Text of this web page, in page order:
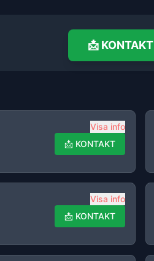
📩 KONTAKT
Visa info
📩 KONTAKT
Visa info
📩 KONTAKT